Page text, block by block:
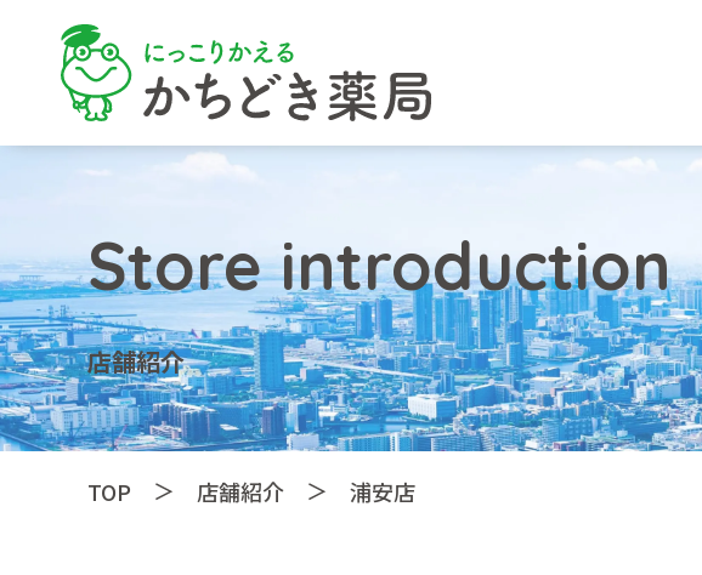
Store introduction
店舗紹介
TOP ＞ 店舗紹介 ＞ 浦安店